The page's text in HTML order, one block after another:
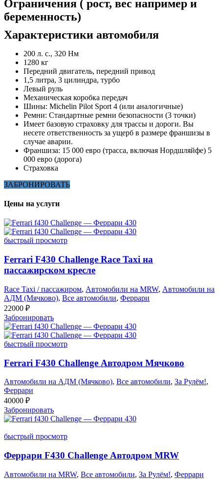
Ограничения ( рост, вес например и
беременность)
Характеристики автомобиля
200 л. с., 320 Нм
1280 кг
Передний двигатель, передний привод
1,5 литра, 3 цилиндра, турбо
Левый руль
Механическая коробка передач
Шины: Michelin Pilot Sport 4 (или аналогичные)
Ремни: Стандартные ремни безопасности (3 точки)
Имеет базовую страховку для трассы и дороги. Вы
несете ответственность за ущерб в размере франшизы в
случае аварии.
Франшиза: 15 000 евро (трасса, включая Нордшляйфе) 5
000 евро (дорога)
Страховка
ЗАБРОНИРОВАТЬ
Цены на услуги
быстрый просмотр
Ferrari F430 Challenge Race Taxi на
пассажирском кресле
Race Taxi / пассажиром, Автомобили на MRW, Автомобили на
АДМ (Мячково), Все автомобили, Феррари
22000 ₽
Забронировать
быстрый просмотр
Ferrari F430 Challenge Автодром Мячково
Автомобили на АДМ (Мячково), Все автомобили, За Рулём!,
Феррари
40000 ₽
Забронировать
быстрый просмотр
Феррари F430 Challenge Автодром MRW
Автомобили на MRW, Все автомобили, За Рулём!, Феррари